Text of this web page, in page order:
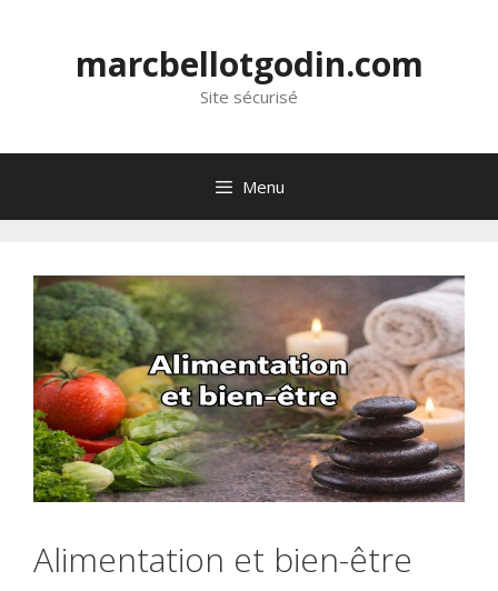
marcbellotgodin.com
Site sécurisé
Menu
Alimentation et bien-être